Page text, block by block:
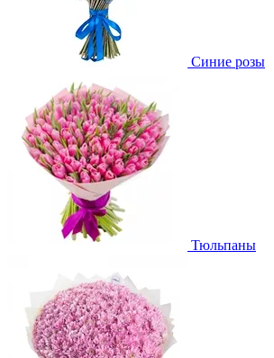
Синие розы
Тюльпаны